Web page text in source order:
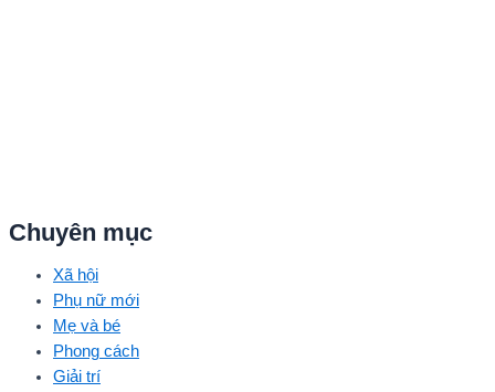
Chuyên mục
Xã hội
Phụ nữ mới
Mẹ và bé
Phong cách
Giải trí